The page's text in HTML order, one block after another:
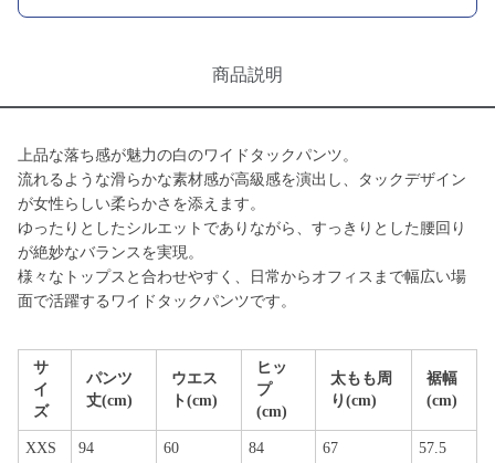
商品説明
上品な落ち感が魅力の白のワイドタックパンツ。
流れるような滑らかな素材感が高級感を演出し、タックデザイン
が女性らしい柔らかさを添えます。
ゆったりとしたシルエットでありながら、すっきりとした腰回り
が絶妙なバランスを実現。
様々なトップスと合わせやすく、日常からオフィスまで幅広い場
面で活躍するワイドタックパンツです。
サ
イ
ズ
パンツ
丈(cm)
ウエス
ト(cm)
ヒッ
プ
(cm)
太もも周
り(cm)
裾幅
(cm)
XXS 94 60 84 67 57.5